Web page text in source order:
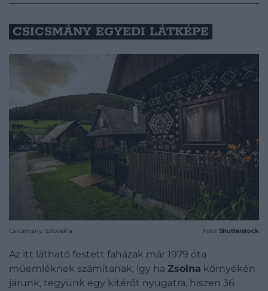
CSICSMÁNY EGYEDI LÁTKÉPE
Csicsmány, Szlovákia Fotó: Shutterstock
Az itt látható festett faházak már 1979 óta
műemléknek számítanak, így ha Zsolna környékén
járunk, tegyünk egy kitérőt nyugatra, hiszen 36